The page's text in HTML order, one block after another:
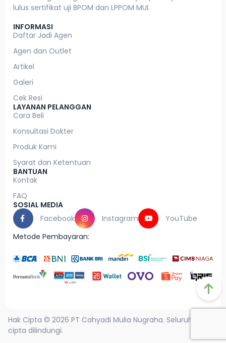
lulus sertifikat uji BPOM dan LPPOM MUI.
INFORMASI
Daftar Jadi Agen
Agen dan Outlet
Artikel
Galeri
Cek Resi
LAYANAN PELANGGAN
Cara Beli
Konsultasi Dokter
Produk Kami
Syarat dan Ketentuan
BANTUAN
Kontak
FAQ
SOSIAL MEDIA
Facebook
Instagram
YouTube
Metode Pembayaran:
Hak Cipta © 2026 PT Cahyadi Mulia Nugraha. Seluruh hak
cipta dilindungi.